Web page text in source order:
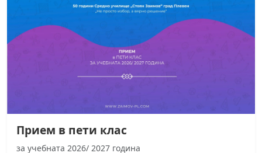
Прием в пети клас
за учебната 2026/ 2027 година